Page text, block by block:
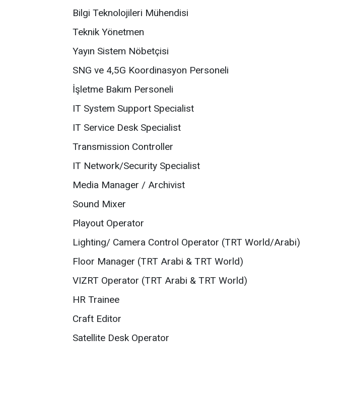
Bilgi Teknolojileri Mühendisi
Teknik Yönetmen
Yayın Sistem Nöbetçisi
SNG ve 4,5G Koordinasyon Personeli
İşletme Bakım Personeli
IT System Support Specialist
IT Service Desk Specialist
Transmission Controller
IT Network/Security Specialist
Media Manager / Archivist
Sound Mixer
Playout Operator
Lighting/ Camera Control Operator (TRT World/Arabi)
Floor Manager (TRT Arabi & TRT World)
VIZRT Operator (TRT Arabi & TRT World)
HR Trainee
Craft Editor
Satellite Desk Operator